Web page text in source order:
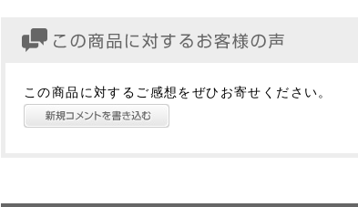
この商品に対するご感想をぜひお寄せください。